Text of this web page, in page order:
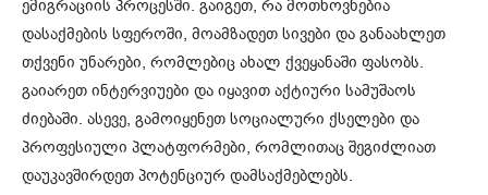
ემიგრაციის პროცესში. გაიგეთ, რა მოთხოვნებია
დასაქმების სფეროში, მოამზადეთ სივები და განაახლეთ
თქვენი უნარები, რომლებიც ახალ ქვეყანაში ფასობს.
გაიარეთ ინტერვიუები და იყავით აქტიური სამუშაოს
ძიებაში. ასევე, გამოიყენეთ სოციალური ქსელები და
პროფესიული პლატფორმები, რომლითაც შეგიძლიათ
დაუკავშირდეთ პოტენციურ დამსაქმებლებს.